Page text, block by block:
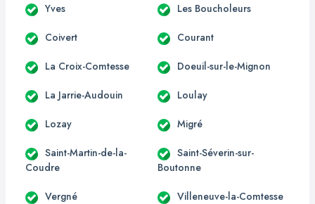
Yves Les Boucholeurs
Coivert Courant
La Croix-Comtesse Doeuil-sur-le-Mignon
La Jarrie-Audouin Loulay
Lozay Migré
Saint-Martin-de-la-
Coudre
Saint-Séverin-sur-
Boutonne
Vergné Villeneuve-la-Comtesse